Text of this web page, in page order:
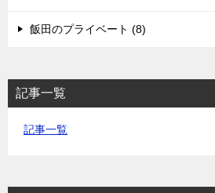
飯田のプライベート (8)
記事一覧
記事一覧